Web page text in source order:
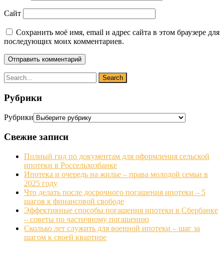
Сайт
Сохранить моё имя, email и адрес сайта в этом браузере для
последующих моих комментариев.
Рубрики
Рубрики
Свежие записи
Полный гид по документам для оформления сельской
ипотеки в Россельхозбанке
Ипотека и очередь на жилье – права молодой семьи в
2025 году
Что делать после досрочного погашения ипотеки – 5
шагов к финансовой свободе
Эффективные способы погашения ипотеки в Сбербанке
– советы по частичному погашению
Сколько лет служить для военной ипотеки – шаг за
шагом к своей квартире